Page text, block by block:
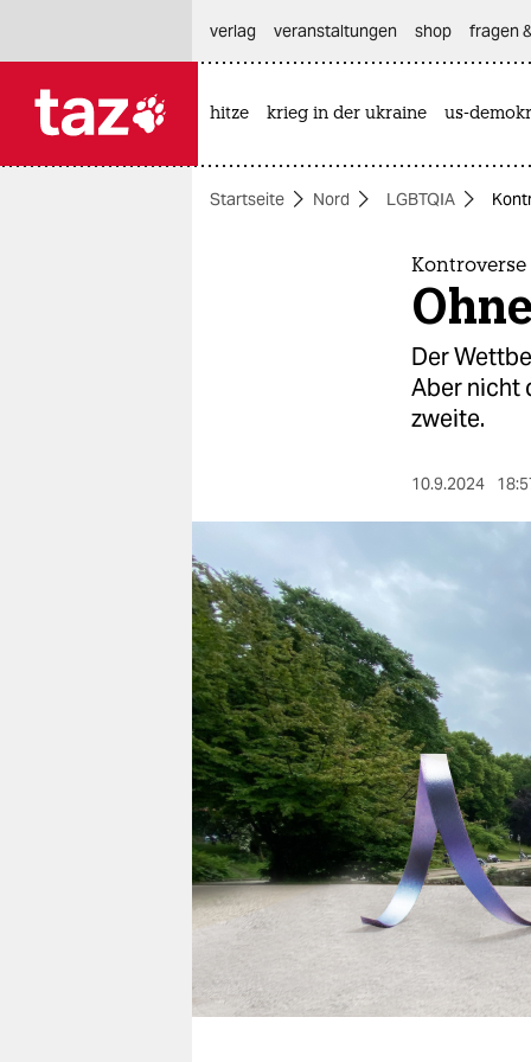
themen
nord
wahrheit
verlag
verlag
veranstaltungen
shop
fragen & hilfe
unterstützen
genossenschaft
verlag
veranstaltungen shop fragen
hitze krieg in der ukraine us-
Startseite Nord LGBTQIA
Kontroverse
Der
Aber nicht
zweite.
10.9.2024